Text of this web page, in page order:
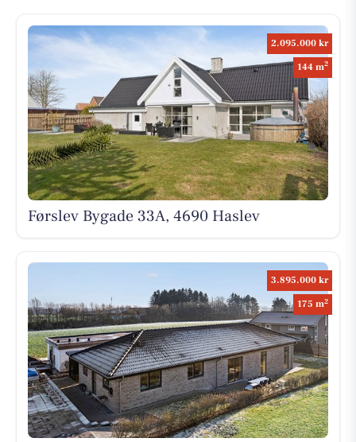
2.095.000 kr
144 m2
Førslev Bygade 33A, 4690 Haslev
3.895.000 kr
175 m2